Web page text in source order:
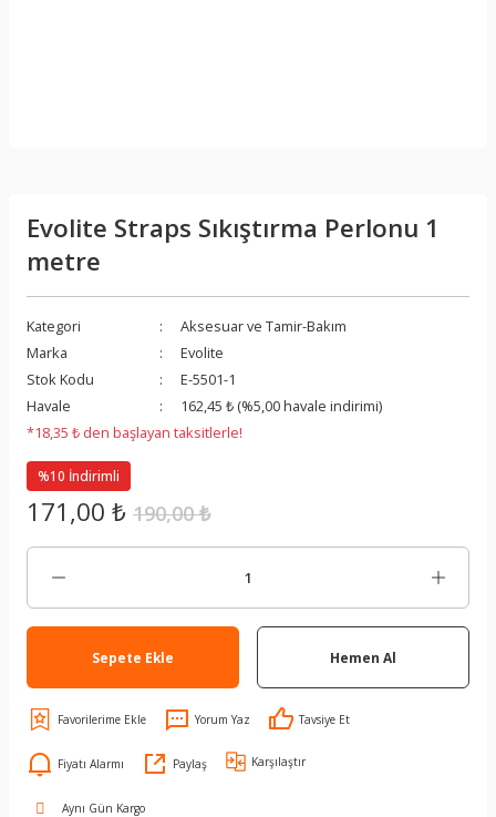
Evolite Straps Sıkıştırma Perlonu 1
metre
Kategori
Aksesuar ve Tamir-Bakım
Marka
Evolite
Stok Kodu
E-5501-1
Havale
162,45 ₺ (%5,00 havale indirimi)
*18,35 ₺ den başlayan taksitlerle!
%10 İndirimli
171,00 ₺ 190,00 ₺
Sepete Ekle Hemen Al
Yorum Yaz Tavsiye Et
Fiyatı Alarmı Paylaş Karşılaştır
Aynı Gün Kargo